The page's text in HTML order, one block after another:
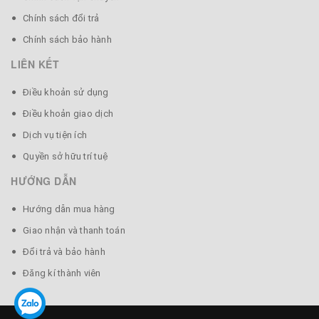
- Chất liệu: Ốc biển nhập khẩu New Zealand và Úc (loại ốc
Chú ý: Thìa trai với chuôi ốc biển được sản xuất thủ
thước. Các chi tiết này có thể thay đổi theo từng lô sản
xuất để phù hợp với xu hướng.
Chính sách đổi trả
Chính sách bảo hành
LIÊN KẾT
Điều khoản sử dụng
Điều khoản giao dịch
Dịch vụ tiện ích
Quyền sở hữu trí tuệ
HƯỚNG DẪN
Hướng dẫn mua hàng
Giao nhận và thanh toán
Đổi trả và bảo hành
Đăng kí thành viên